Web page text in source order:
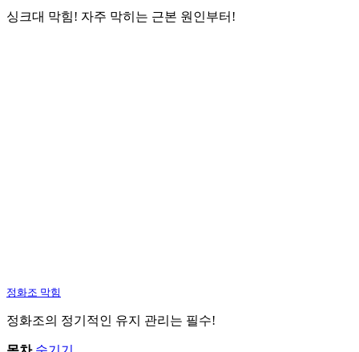
싱크대 막힘! 자주 막히는 근본 원인부터!
정화조 막힘
정화조의 정기적인 유지 관리는 필수!